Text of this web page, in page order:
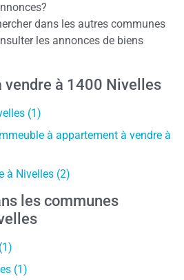
dans les autres communes
les annonces de biens
vendre à 1400 Nivelles
(1)
à appartement à vendre à
à Nivelles (2)
les communes
(1)